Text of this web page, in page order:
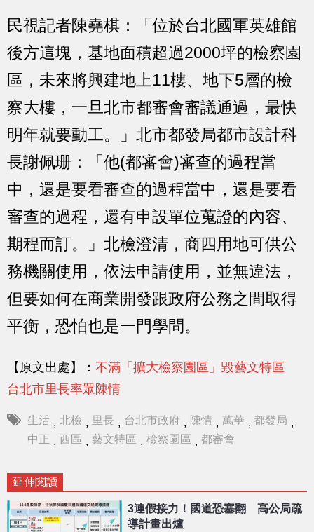
民視記者陳堯棋：「位於台北國軍英雄館
後方這塊，基地面積超過2000坪的檢察園
區，未來將興建地上11樓、地下5層的檢
察大樓，一旦北市都審會審議通過，最快
明年就要動工。」北市都發局都市設計科
長謝佩珊：「他(都審會)審查的過程當
中，還是要看審查的過程當中，還是要看
審查的過程，還有申設單位蒐證的內容、
期程而訂。」北檢澄清，商四用地可供公
務機關使用，依法申請使用，並無違法，
但要如何在商業開發跟政府公務之間取得
平衡，恐怕也是一門學問。
【原文出處】： 不滿「擴大檢察園區」毀藝文特區
台北市里長率眾陳情
生活 , 北檢 , 里長 , 台北市政府 , 陳情 , 萬華 , 都發局 ,
中正 , 西區 , 藝文特區 , 檢察園區 , 都審會
延伸閱讀
3連假接力！國道恐塞翻 高公局疏
導計畫出爐